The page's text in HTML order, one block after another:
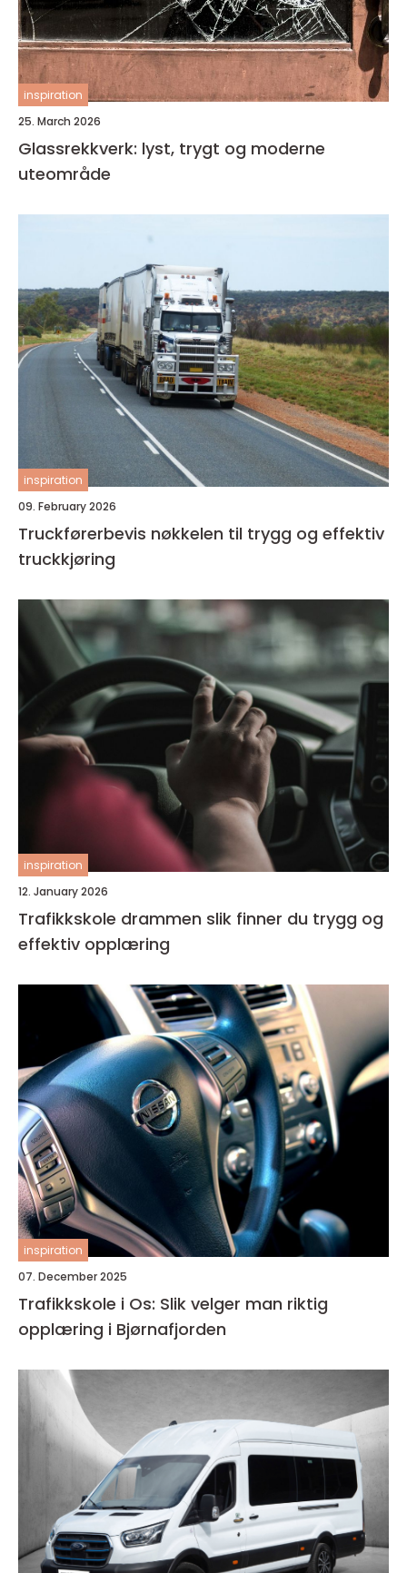
inspiration
25. March 2026
Glassrekkverk: lyst, trygt og moderne
uteområde
inspiration
09. February 2026
Truckførerbevis nøkkelen til trygg og effektiv
truckkjøring
inspiration
12. January 2026
Trafikkskole drammen slik finner du trygg og
effektiv opplæring
inspiration
07. December 2025
Trafikkskole i Os: Slik velger man riktig
opplæring i Bjørnafjorden